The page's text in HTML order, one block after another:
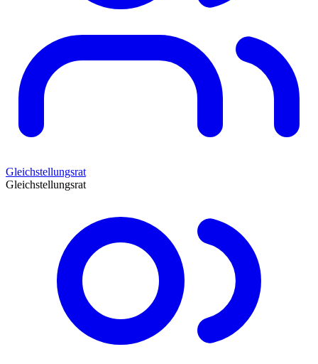
Gleichstellungsrat
Gleichstellungsrat